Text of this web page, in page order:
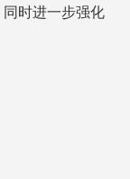
时进一步强化